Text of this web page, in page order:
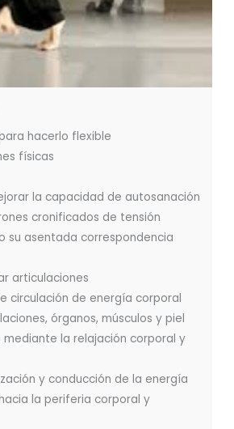
hacerlo flexible
físicas
la capacidad de autosanación
cronificados de tensión
su asentada correspondencia
articulaciones
circulación de energía corporal
órganos, músculos y piel
la relajación corporal y
y conducción de la energía
la periferia corporal y